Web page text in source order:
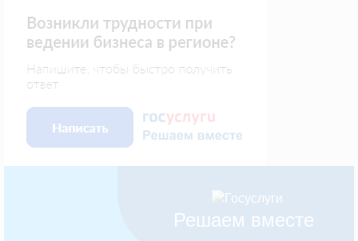
Решаем вместе